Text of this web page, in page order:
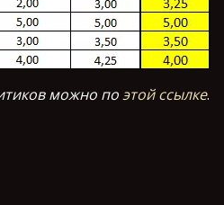
можно поэтой ссылке.